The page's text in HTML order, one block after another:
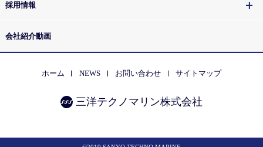
三洋テクノマリン株式会社
ホーム NEWS お問い合わせ サイトマップ
採用情報
会社紹介動画